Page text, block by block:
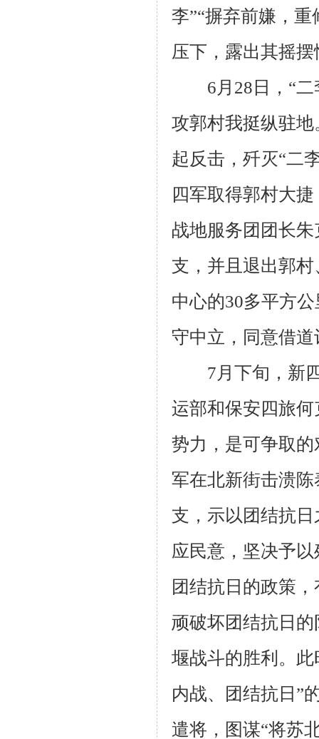
李”“摒弃前嫌，
压下，露出其摇摆
6月 28 日，“
攻郭村我挺纵驻
起反击，歼灭“二
四军取得郭村大
战地服务团团长
支，并且退出郭
中心的30多平方
守中立，同意借
7月下旬，新
运部和保安四旅
势力，是可争取
军在北新街击溃
支，示以团结抗
应民意，坚决予
团结抗日的政策
顽破坏团结抗日的
堰战斗的胜利。
内战、团结抗日”
遣将，图谋“将苏